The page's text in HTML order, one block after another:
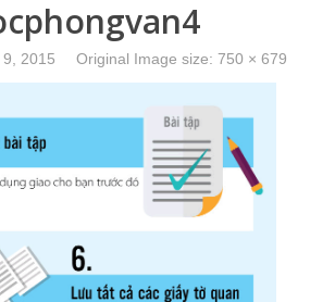
2015 Original Image size: 750 × 679